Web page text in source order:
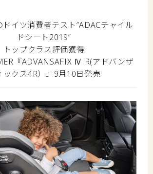
イツ消費者テスト”ADACチャイル
ドシート2019”
トップクラス評価獲得
『ADVANSAFIX Ⅳ R(アドバンザ
ックス4R）』9月10日発売